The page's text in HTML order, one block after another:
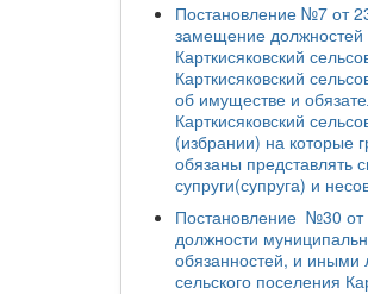
Постановление №7 от
замещение должностей
Карткисяковский
Карткисяковский
об имуществе и
Карткисяковский
(избрании) на которые
обязаны представлять
супруги(супруга) и
Постановление №30
должности
обязанностей, и иными
сельского поселения